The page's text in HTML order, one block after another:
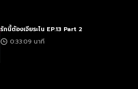
รักนี้ต้องเจียระไน EP.13 Part 2
0:33:09 นาที